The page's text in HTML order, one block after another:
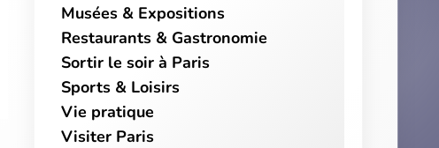
Musées & Expositions
Restaurants & Gastronomie
Sortir le soir à Paris
Sports & Loisirs
Vie pratique
Visiter Paris